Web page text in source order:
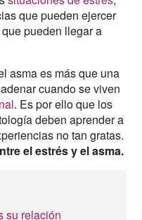
que pueden ejercer
pueden llegar a
asma es más que una
cuando se viven
. Es por ello que los
deben aprender a
no tan gratas.
el estrés y el asma.
su relación